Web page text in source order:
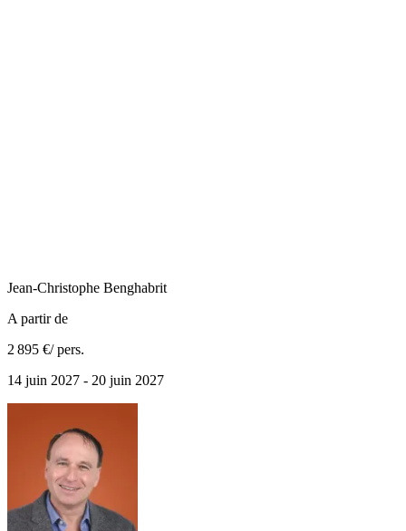
Jean-Christophe Benghabrit
A partir de
2 895 €/ pers.
14 juin 2027 - 20 juin 2027